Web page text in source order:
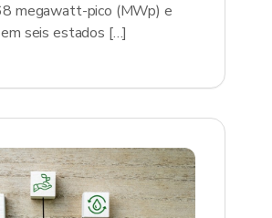
megawatt-pico (MWp) e
seis estados […]